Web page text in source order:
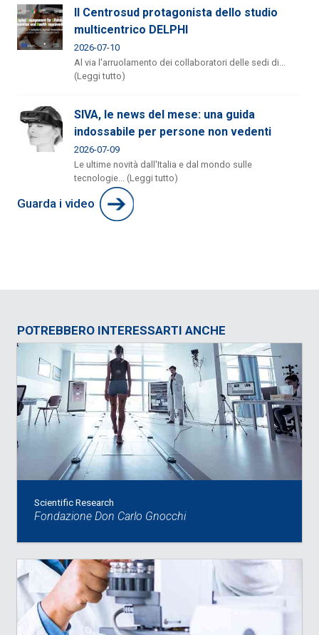
Il Centrosud protagonista dello studio
multicentrico DELPHI
2026-07-10
Al via l'arruolamento dei collaboratori delle sedi di...
(Leggi tutto)
SIVA, le news del mese: una guida
indossabile per persone non vedenti
2026-07-09
Le ultime novità dall'Italia e dal mondo sulle
tecnologie... (Leggi tutto)
Guarda i video
POTREBBERO INTERESSARTI ANCHE
Scientific Research
Fondazione Don Carlo Gnocchi